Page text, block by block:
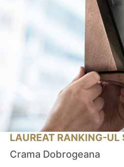
LAUREAT RANKING-UL
Crama Dobrogeana